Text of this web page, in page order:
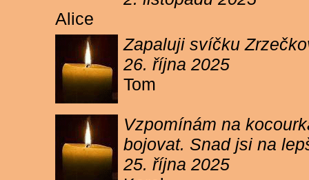
Alice
Zapaluji svíčku
26. října 2025
Tom
Vzpomínám na
bojovat. Snad jsi na
25. října 2025